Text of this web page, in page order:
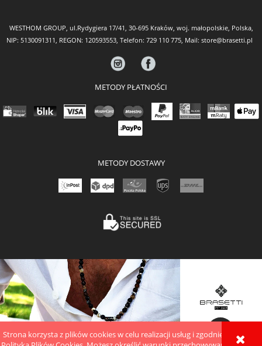
Strona korzysta z plików cookies w celu realizacji usług i zgodnie z
WESTHOM GROUP, ul.Rydygiera 17/41, 30-695 Kraków, woj. małopolskie, Polska,
NIP: 5130091311, REGON: 120593553, Telefon: 729 110 775, Mail: store@brasetti.pl
METODY PŁATNOŚCI
METODY DOSTAWY
Sklep internetowy Shoper.pl